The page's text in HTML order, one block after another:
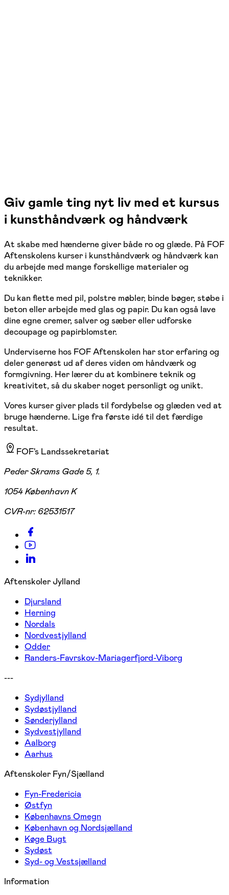
Giv gamle ting nyt liv med et kursus
i kunsthåndværk og håndværk
At skabe med hænderne giver både ro og glæde. På FOF
Aftenskolens kurser i kunsthåndværk og håndværk kan
du arbejde med mange forskellige materialer og
teknikker.
Du kan flette med pil, polstre møbler, binde bøger, støbe i
beton eller arbejde med glas og papir. Du kan også lave
dine egne cremer, salver og sæber eller udforske
decoupage og papirblomster.
Underviserne hos FOF Aftenskolen har stor erfaring og
deler generøst ud af deres viden om håndværk og
formgivning. Her lærer du at kombinere teknik og
kreativitet, så du skaber noget personligt og unikt.
Vores kurser giver plads til fordybelse og glæden ved at
bruge hænderne. Lige fra første idé til det færdige
resultat.
FOF's Landssekretariat
Peder Skrams Gade 5, 1.
1054 København K
CVR-nr: 62531517
Aftenskoler Jylland
Djursland
Herning
Nordals
Nordvestjylland
Odder
Randers-Favrskov-Mariagerfjord-Viborg
---
Sydjylland
Sydøstjylland
Sønderjylland
Sydvestjylland
Aalborg
Aarhus
Aftenskoler Fyn/Sjælland
Fyn-Fredericia
Østfyn
Københavns Omegn
København og Nordsjælland
Køge Bugt
Sydøst
Syd- og Vestsjælland
Information